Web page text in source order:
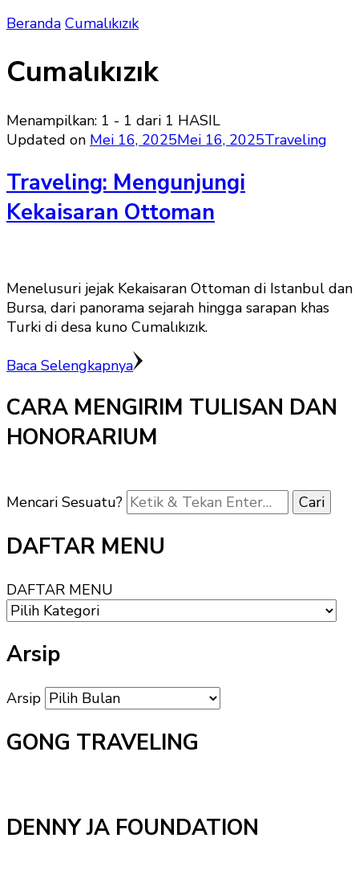
Beranda Cumalıkızık
Cumalıkızık
Menampilkan: 1 - 1 dari 1 HASIL
Updated on Mei 16, 2025Mei 16, 2025Traveling
Traveling: Mengunjungi
Kekaisaran Ottoman
Menelusuri jejak Kekaisaran Ottoman di Istanbul dan
Bursa, dari panorama sejarah hingga sarapan khas
Turki di desa kuno Cumalıkızık.
Baca Selengkapnya
CARA MENGIRIM TULISAN DAN
HONORARIUM
Mencari Sesuatu?
DAFTAR MENU
DAFTAR MENU
Arsip
Arsip
GONG TRAVELING
DENNY JA FOUNDATION